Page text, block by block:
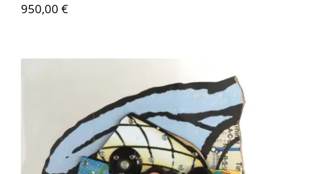
950,00 €